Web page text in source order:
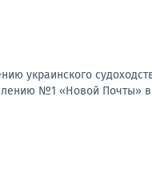
украинского
№1 «Новой Почты» в